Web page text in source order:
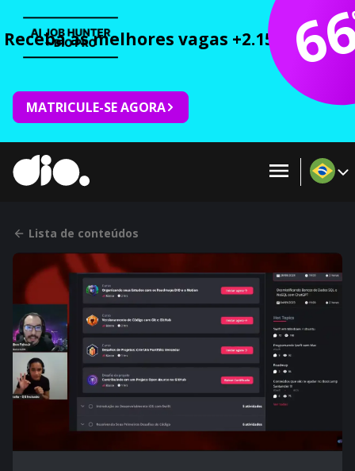
Receba as melhores vagas +2.150 cursos
MATRICULE-SE AGORA
Lista de conteúdos